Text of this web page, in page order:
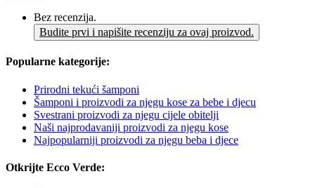
Bez recenzija.
Budite prvi i napišite recenziju za ovaj proizvod.
Popularne kategorije:
Prirodni tekući šamponi
Šamponi i proizvodi za njegu kose za bebe i djecu
Svestrani proizvodi za njegu cijele obitelji
Naši najprodavaniji proizvodi za njegu kose
Najpopularniji proizvodi za njegu beba i djece
Otkrijte Ecco Verde: